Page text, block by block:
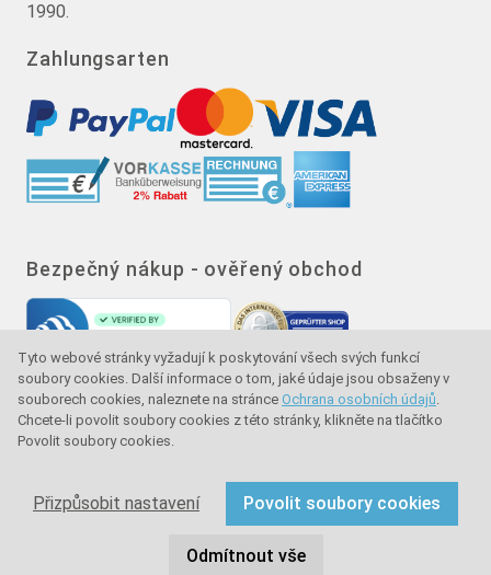
Tyto webové stránky vyžadují k poskytování všech svých funkcí
soubory cookies. Další informace o tom, jaké údaje jsou obsaženy v
souborech cookies, naleznete na stránce Ochrana osobních údajů.
Chcete-li povolit soubory cookies z této stránky, klikněte na tlačítko
Povolit soubory cookies.
Přizpůsobit nastavení Povolit soubory cookies
Odmítnout vše
1990.
Zahlungsarten
Bezpečný nákup - ověřený obchod
Značka kvality - ochrana kupujícího - ochrana
Copyright © 2024 sullus GmbH & Co. KG. Všechna práva